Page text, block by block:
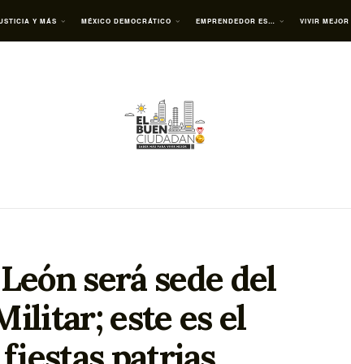
Y MÁS MÉXICO DEMOCRÁTICO EMPRENDEDOR ES… VIVIR MEJOR
será sede del
este es el